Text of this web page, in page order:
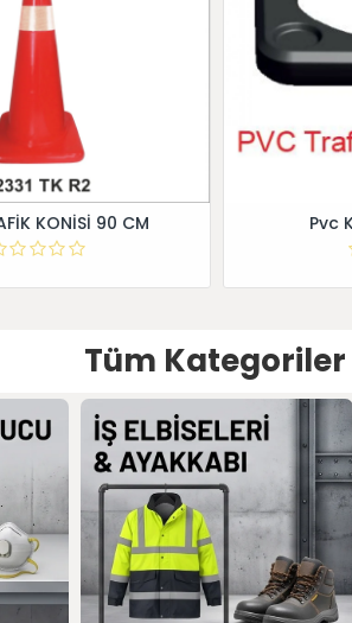
KONİSİ 90 CM Pvc
Tüm Kategoriler